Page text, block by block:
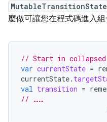
MutableTransitionState
麼做可讓您在程式碼進入組
// Start in collapsed
var currentState =
currentState.
val transition =
// ……